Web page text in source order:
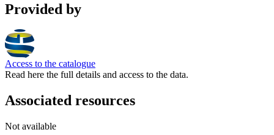
Provided by
Access to the catalogue
Read here the full details and access to the data.
Associated resources
Not available